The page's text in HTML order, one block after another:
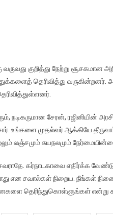
வருவது குறித்து நேற்று சூசகமான
தெரிவித்து வருகின்றனர்.
நடிகருமான சேரன், ரஜினியின்
உங்களை முதல்வர் ஆக்கியே
லஞ்சமும் சுயநலமும்
கர்நாடகாவை எதிர்க்க
என சவால்கள் நிறைய. நீங்கள்
தெரிந்துகொள்ளுங்கள் என்று